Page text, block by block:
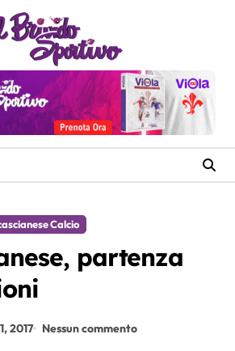
Calcio
partenza
2017 Nessun commento